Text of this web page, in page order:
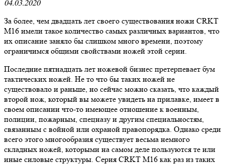
04.03.2020
За более, чем двадцать лет своего существования ножи CRKT
M16 имели такое количество самых различных вариантов, что
их описание заняло бы слишком много времени, поэтому
ограничимся общими свойствами ножей этой серии.
Последние пятнадцать лет ножевой бизнес претерпевает бум
тактических ножей. Не то что бы таких ножей не
существовало и раньше, но сейчас можно сказать, что каждый
второй нож, который вы можете увидеть на прилавке, имеет в
своем описании что-то имеющее отношение к военным,
полиции, пожарным, спецназу и другим специальностям,
связанным с войной или охраной правопорядка. Однако среди
всего этого многообразия существует весьма немного
складных ножей, которыми на самом деле пользуются те или
иные силовые структуры. Серия CRKT M16 как раз из таких